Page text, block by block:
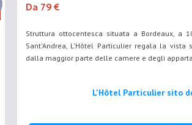
Da 79 €
Struttura ottocentesca situata a Bordeaux, a
Sant'Andrea, L'Hôtel Particulier regala la
dalla maggior parte delle camere e degli
L'Hôtel Particulier sito